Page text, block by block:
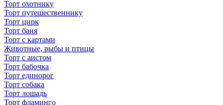
Торт охотнику
Торт путешественнику
Торт цирк
Торт баня
Торт с картами
Животные, рыбы и птицы
Торт с аистом
Торт бабочка
Торт единорог
Торт собака
Торт лошадь
Торт фламинго